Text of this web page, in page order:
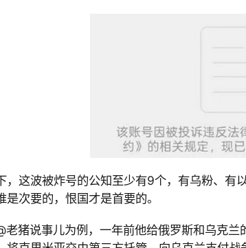
，这波被炸号的公知至少有9个，有乌粉、有
是次要的，恨国才是首要的。
老猪说事儿为例，一年前他给俄罗斯和乌克兰